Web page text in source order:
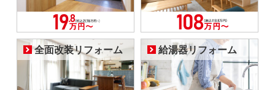
全面改装リフォーム 給湯器リフォーム